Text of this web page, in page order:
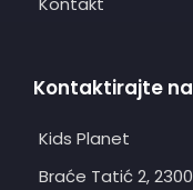
Kontaktirajte
Kids Planet
Braće Tatić 2,